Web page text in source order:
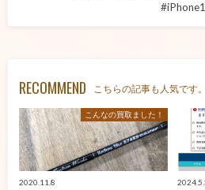
RECOMMEND こちらの記事も人気です。
こんなの買取ました！
2020.11.8